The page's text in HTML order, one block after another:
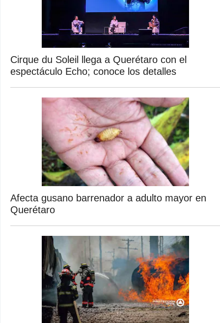
Cirque du Soleil llega a Querétaro con el
espectáculo Echo; conoce los detalles
Afecta gusano barrenador a adulto mayor en
Querétaro